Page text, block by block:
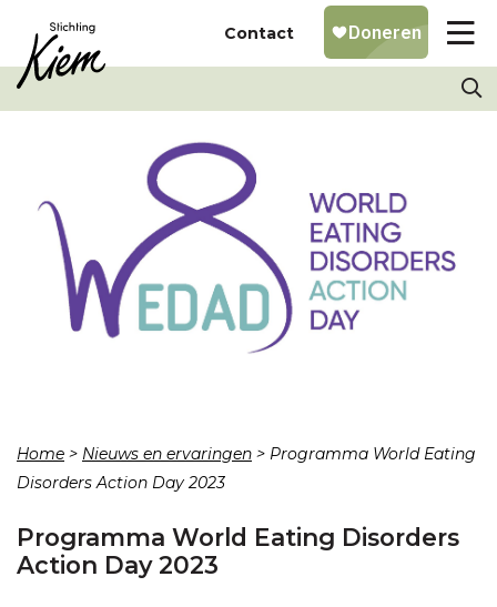
Contact
Home > Nieuws en ervaringen > Programma World Eating
Disorders Action Day 2023
Programma World Eating Disorders
Action Day 2023